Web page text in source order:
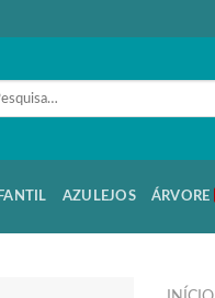
AZULEJOS ÁRVORE